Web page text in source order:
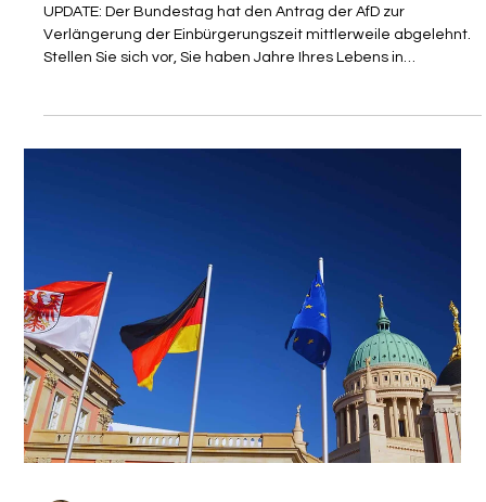
MEINUNG
Einbürgerung erst wieder nach acht
Jahren? AfD fordert Rückwärtsgang
im Einbürgerungsrecht
UPDATE: Der Bundestag hat den Antrag der AfD zur
Verlängerung der Einbürgerungszeit mittlerweile abgelehnt.
Stellen Sie sich vor, Sie haben Jahre Ihres Lebens in